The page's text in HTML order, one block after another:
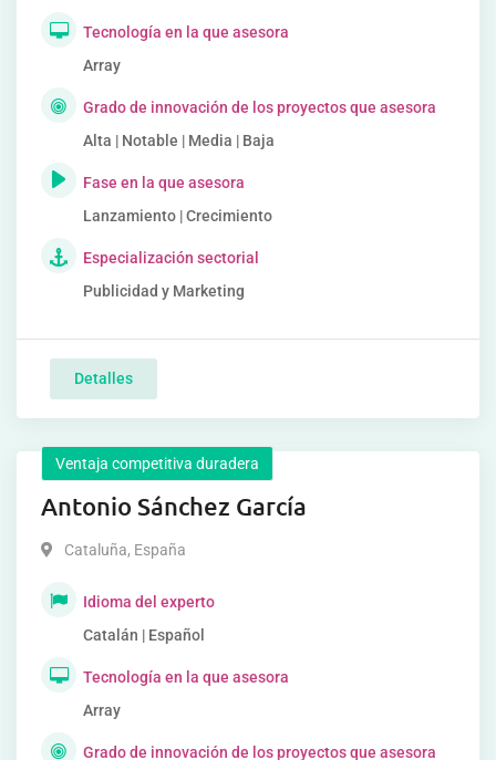
Tecnología en la que asesora
Array
Grado de innovación de los proyectos que asesora
Alta | Notable | Media | Baja
Fase en la que asesora
Lanzamiento | Crecimiento
Especialización sectorial
Publicidad y Marketing
Detalles
Ventaja competitiva duradera
Antonio Sánchez García
Cataluña, España
Idioma del experto
Catalán | Español
Tecnología en la que asesora
Array
Grado de innovación de los proyectos que asesora